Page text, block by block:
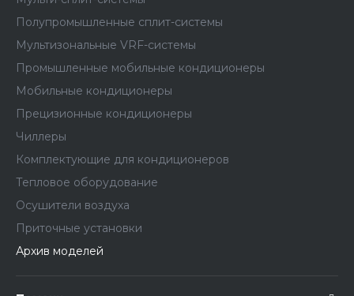
Полупромышленные сплит-системы
Мультизональные VRF-системы
Промышленные мобильные кондиционеры
Мобильные кондиционеры
Прецизионные кондиционеры
Чиллеры
Комплектующие для кондиционеров
Тепловое оборудование
Осушители воздуха
Приточные установки
Архив моделей